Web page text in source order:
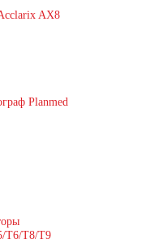
AX8
Planmed
T6/T8/T9